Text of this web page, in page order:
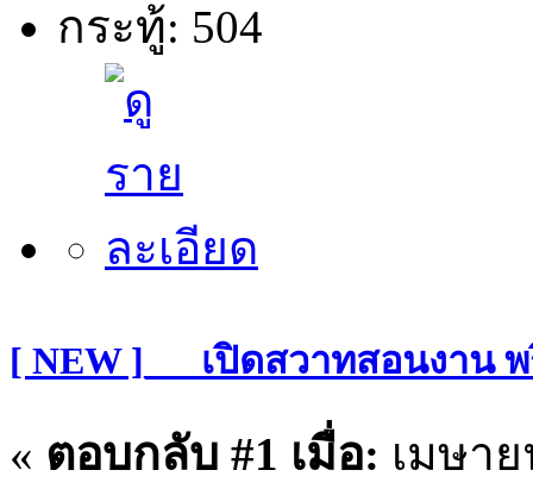
กระทู้: 504
[ NEW ]___เปิดสวาทสอนงาน
« ตอบกลับ #1 เมื่อ: เมษาย